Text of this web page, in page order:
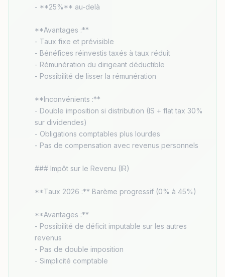
- **25%** au-delà
**Avantages :**
- Taux fixe et prévisible
- Bénéfices réinvestis taxés à taux réduit
- Rémunération du dirigeant déductible
- Possibilité de lisser la rémunération
**Inconvénients :**
- Double imposition si distribution (IS + flat tax 30%
sur dividendes)
- Obligations comptables plus lourdes
- Pas de compensation avec revenus personnels
### Impôt sur le Revenu (IR)
**Taux 2026 :** Barème progressif (0% à 45%)
**Avantages :**
- Possibilité de déficit imputable sur les autres
revenus
- Pas de double imposition
- Simplicité comptable